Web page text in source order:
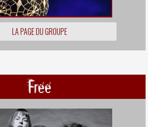
LA PAGE DU GROUPE
Free